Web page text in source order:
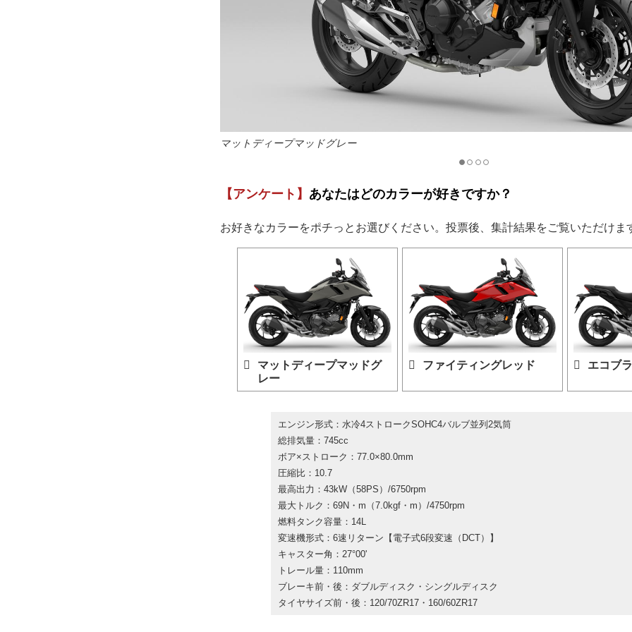
マットディープマッドグレー（DCT）
【アンケート】 あなたはどのカラーが好きですか？
お好きなカラーをポチっとお選びください。投票後、集計結果をご覧いただけま
マットディープマッドグ
レー
ファイティングレッド エコブ
エンジン形式：水冷4ストロークSOHC4バルブ並列2気筒
総排気量：745cc
ボア×ストローク：77.0×80.0mm
圧縮比：10.7
最高出力：43kW（58PS）/6750rpm
最大トルク：69N・m（7.0kgf・m）/4750rpm
燃料タンク容量：14L
変速機形式：6速リターン【電子式6段変速（DCT）】
キャスター角：27°00'
トレール量：110mm
ブレーキ前・後：ダブルディスク・シングルディスク
タイヤサイズ前・後：120/70ZR17・160/60ZR17